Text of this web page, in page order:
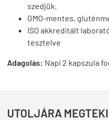
szedjük.
GMO-mentes,
ISO akkreditált
tesztelve
Adagolás: Napi 2 kapszula
UTOLJÁRA